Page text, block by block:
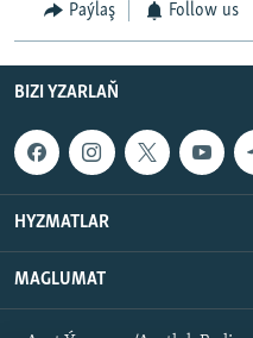
Paýlaş Follow us
BIZI YZARLAŇ
HYZMATLAR
MAGLUMAT